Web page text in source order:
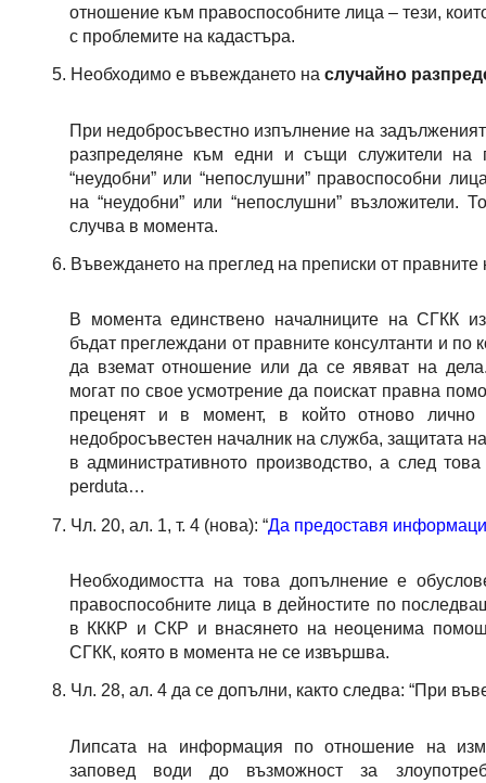
отношение към правоспособните лица – тези,
с проблемите на кадастъра.
Необходимо е въвеждането на случайно
При недобросъвестно изпълнение на
разпределяне към едни и същи служители на
“неудобни” или “непослушни” правоспособни
на “неудобни” или “непослушни” възложители.
случва в момента.
Въвеждането на преглед на преписки от правните
В момента единствено началниците на СГКК
бъдат преглеждани от правните консултанти и по
да вземат отношение или да се явяват на
могат по свое усмотрение да поискат правна
преценят и в момент, в който отново
недобросъвестен началник на служба, защитата
в административното производство, а след
perduta…
Чл. 20, ал. 1, т. 4 (нова): “Да предоставя
Необходимостта на това допълнение е
правоспособните лица в дейностите по
в КККР и СКР и внасянето на неоценима
СГКК, която в момента не се извършва.
Чл. 28, ал. 4 да се допълни, както следва: “При
Липсата на информация по отношение на
заповед води до възможност за